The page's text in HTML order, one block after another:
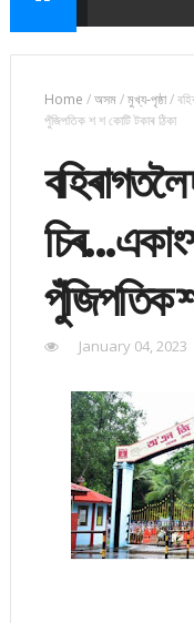
Home /অসম/মুখ্য-পৃষ্ঠা/
পুঁজিপতিক শ শ কোটি টকাৰ ঠিকা
পুঁজিপতিক
January 04, 2023